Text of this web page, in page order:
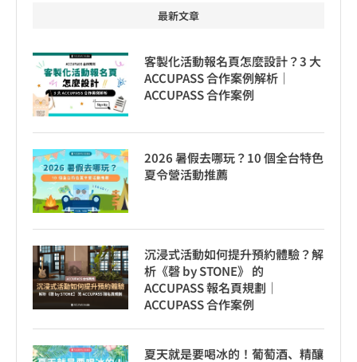
最新文章
客製化活動報名頁怎麼設計？3 大
ACCUPASS 合作案例解析｜
ACCUPASS 合作案例
2026 暑假去哪玩？10 個全台特色
夏令營活動推薦
沉浸式活動如何提升預約體驗？解
析《磬 by STONE》 的
ACCUPASS 報名頁規劃｜
ACCUPASS 合作案例
夏天就是要喝冰的！葡萄酒、精釀